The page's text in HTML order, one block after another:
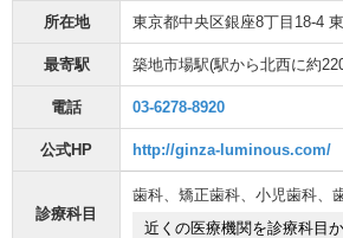
所在地 東京都中央区銀座8丁目18-4
最寄駅 築地市場駅(駅から北西に約
電話 03-6278-8920
公式HP http://ginza-luminous.com/
診療科目
歯科、 矯正歯科、 小児歯科、
近くの医療機関を診療科目